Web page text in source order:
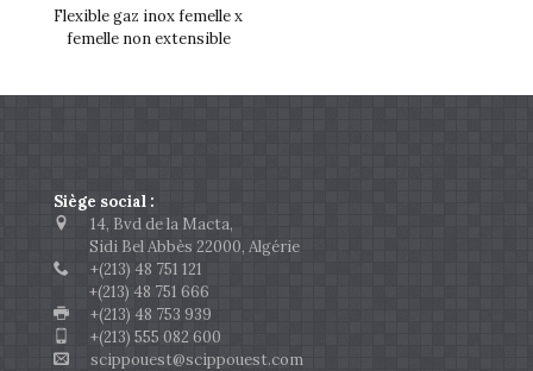
Flexible gaz inox femelle x
femelle non extensible
Siège social :
14, Bvd de la Macta,
Sidi Bel Abbès 22000, Algérie
+(213) 48 751 121
+(213) 48 751 666
+(213) 48 753 939
+(213) 555 082 600
scippouest@scippouest.com